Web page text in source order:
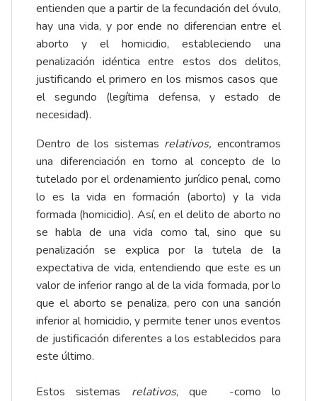
entienden que a partir de la fecundación del óvulo,
hay una vida, y por ende no diferencian entre el
aborto y el homicidio, estableciendo una
penalización idéntica entre estos dos delitos,
justificando el primero en los mismos casos que
el segundo (legítima defensa, y estado de
necesidad).
Dentro de los sistemas relativos,encontramos
una diferenciación en torno al concepto de lo
tutelado por el ordenamiento jurídico penal, como
lo es la vida en formación (aborto) y la vida
formada (homicidio). Así, en el delito de aborto no
se habla de una vida como tal, sino que su
penalización se explica por la tutela de la
expectativa de vida, entendiendo que este es un
valor de inferior rango al de la vida formada, por lo
que el aborto se penaliza, pero con una sanción
inferior al homicidio, y permite tener unos eventos
de justificación diferentes a los establecidos para
este último.
Estos sistemas relativos, que -como lo